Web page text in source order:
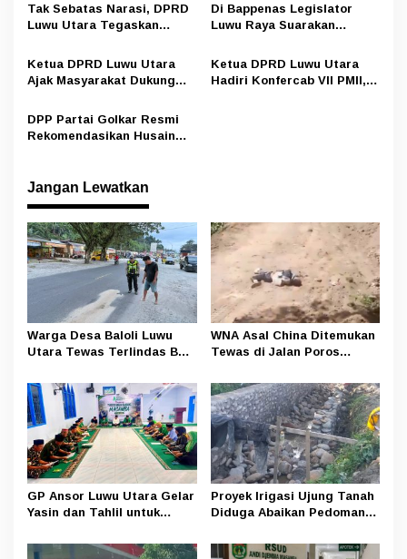
i
p
o
s
Tak Sebatas Narasi, DPRD
Luwu Utara Tegaskan
Provinsi Luwu Raya Lewat
Dokumen Tertulis
Di Bappenas Legislator
Luwu Raya Suarakan
Raya
Ketua DPRD Luwu Utara
Ajak Masyarakat Dukung
Provinsi Luwu Raya
Ketua DPRD Luwu Utara
Hadiri Konfercab VII PMII,
DPP Partai Golkar Resmi
Rekomendasikan Husain
Jangan Lewatkan
Warga Desa Baloli Luwu
Utara Tewas Terlindas Bus
WNA Asal China Ditemukan
Tewas di Jalan Poros
Amankan Terduga Pelaku
GP Ansor Luwu Utara Gelar
Yasin dan Tahlil untuk
Bandang Masamba
Proyek Irigasi Ujung Tanah
Diduga Abaikan Pedoman
Pers Ancam RDP di DPRD